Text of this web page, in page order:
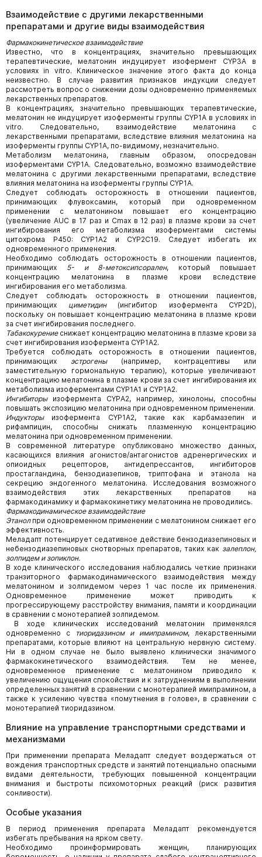
Взаимодействие с другими лекарственными
препаратами и другие виды взаимодействия
Фармакокинетическое взаимодействие
Известно, что в концентрациях, значительно превышающих
терапевтические, мелатонин индуцирует изофермент CYP3А в
условиях in vitro. Клиническое значение этого факта до конца
неизвестно. В случае развития признаков индукции следует
рассмотреть вопрос о снижении дозы одновременно применяемых
лекарственных препаратов.
В концентрациях, значительно превышающих терапевтические,
мелатонин не индуцирует изоферменты группы CYP1А в условиях in
vitro. Следовательно, взаимодействие мелатонина с
лекарственными препаратами, вследствие влияния мелатонина на
изоферменты группы CYP1А, по-видимому, незначительно.
Метаболизм мелатонина, главным образом, опосредован
изоферментами CYP1А. Следовательно, возможно взаимодействие
мелатонина с другими лекарственными препаратами, вследствие
влияния мелатонина на изоферменты группы CYP1А.
Следует соблюдать осторожность в отношении пациентов,
принимающих флувоксамин, который при одновременном
применении с мелатонином повышает его концентрацию
(увеличение AUC в 17 раз и Cmax в 12 раз) в плазме крови за счет
ингибирования его метаболизма изоферментами системы
цитохрома Р450: CYP1А2 и CYP2С19. Следует избегать их
одновременного применения.
Необходимо соблюдать осторожность в отношении пациентов,
принимающих 5- и 8-метоксипсорален, который повышает
концентрацию мелатонина в плазме крови вследствие
ингибирования его метаболизма.
Следует соблюдать осторожность в отношении пациентов,
принимающих циметидин (ингибитор изофермента CYP2D),
поскольку он повышает концентрацию мелатонина в плазме крови
за счет ингибирования последнего.
Табакокурение снижает концентрацию мелатонина в плазме крови за
счет ингибирования изофермента CYP1А2.
Требуется соблюдать осторожность в отношении пациентов,
принимающих эстрогены (например, контрацептивы или
заместительную гормональную терапию), которые увеличивают
концентрацию мелатонина в плазме крови за счет ингибирования их
метаболизма изоферментами CYP1А1 и CYP1А2.
Ингибиторы изофермента CYPА2, например, хинолоны, способны
повышать экспозицию мелатонина при одновременном применении.
Индукторы изофермента CYP1А2, такие как карбамазепин и
рифампицин, способны снижать плазменную концентрацию
мелатонина при одновременном применении.
В современной литературе опубликовано множество данных,
касающихся влияния агонистов/антагонистов адренергических и
опиоидных рецепторов, антидепрессантов, ингибиторов
простагландина, бензодиазепинов, триптофана и этанола на
секрецию эндогенного мелатонина. Исследования возможного
взаимодействия этих лекарственных препаратов на
фармакодинамику и фармакокинетику мелатонина не проводились.
Фармакодинамическое взаимодействие
Этанол при одновременном применении с мелатонином снижает его
эффективность.
Меладапт потенцирует седативное действие бензодиазепиновых и
небензодиазепиновых снотворных препаратов, таких как залеплон,
золпидем и зопиклон.
В ходе клинического исследования наблюдались четкие признаки
транзиторного фармакодинамического взаимодействия между
мелатонином и золпидемом через 1 час после их применения.
Одновременное применение может приводить к
прогрессирующему расстройству внимания, памяти и координации
в сравнении с монотерапией золпидемом.
В ходе клинических исследований мелатонин применялся
одновременно с
тиоридазином и имипрамином, лекарственными
препаратами, которые влияют на центральную нервную систему.
Ни в одном случае не было выявлено клинически значимого
фармакокинетического взаимодействия. Тем не менее,
одновременное применение с мелатонином приводило к
увеличению ощущения спокойствия и к затруднениям в выполнении
определенных занятий в сравнении с монотерапией имипрамином, а
также к усилению чувства «помутнения в голове», в сравнении с
монотерапией тиоридазином.
Влияние на управление транспортными средствами и
механизмами
При применении препарата Меладапт следует воздержаться от
вождения транспортных средств и занятий потенциально опасными
видами деятельности, требующих повышенной концентрации
внимания и быстроты психомоторных реакций (риск развития
сонливости).
Особые указания
В период применения препарата Меладапт рекомендуется
избегать пребывания на ярком свету.
Необходимо проинформировать женщин, планирующих